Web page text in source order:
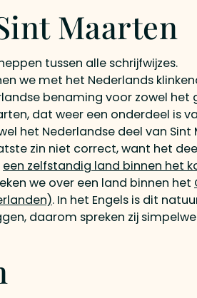
Maarten
tussen alle schrijfwijzes.
we met het Nederlands
benaming voor zowel het
dat weer een onderdeel is
het Nederlandse deel van
zin niet correct, want het
een zelfstandig land binnen het
we over een land binnen het
. In het Engels is dit
daarom spreken zij